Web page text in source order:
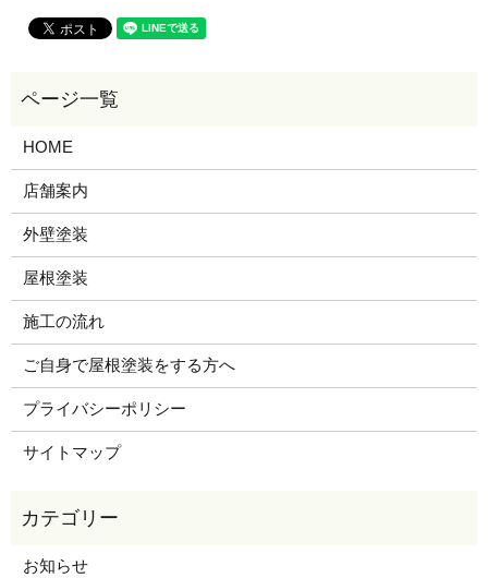
HOME
店舗案内
外壁塗装
屋根塗装
施工の流れ
ご自身で屋根塗装をする方へ
プライバシーポリシー
サイトマップ
お知らせ